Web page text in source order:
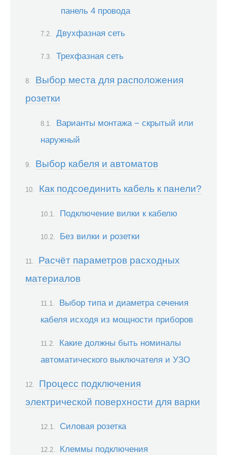
панель 4 провода
Двухфазная сеть
Трехфазная сеть
Выбор места для расположения
розетки
Варианты монтажа − скрытый или
наружный
Выбор кабеля и автоматов
Как подсоединить кабель к панели?
Подключение вилки к кабелю
Без вилки и розетки
Расчёт параметров расходных
материалов
Выбор типа и диаметра сечения
кабеля исходя из мощности приборов
Какие должны быть номиналы
автоматического выключателя и УЗО
Процесс подключения
электрической поверхности для варки
Силовая розетка
Клеммы подключения